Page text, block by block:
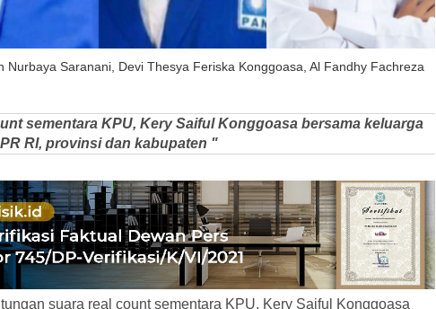
Nurbaya Saranani, Devi Thesya Feriska Konggoasa, Al Fandhy Fachreza
sementara KPU, Kery Saiful Konggoasa bersama keluarga
RI, provinsi dan kabupaten "
suara real count sementara KPU, Kery Saiful Konggoasa